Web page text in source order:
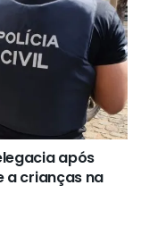
após
a crianças na